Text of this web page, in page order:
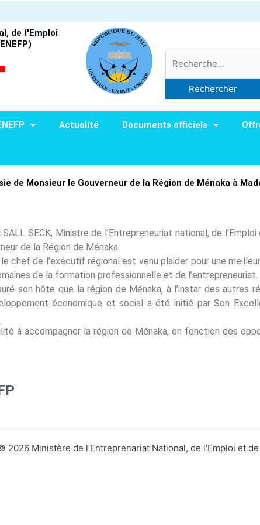
de l'Emploi
Actualité Documents officiels
de Monsieur le Gouverneur de la Région de Ménaka à
SECK, Ministre de l’Entrepreneuriat national, de
de la Région de Ménaka.
chef de l’exécutif régional est venu plaider pour une
de la formation professionnelle et de l’entrepreneuriat.
son hôte que la région de Ménaka, à l’instar des
économique et social a été initié par Son
à accompagner la région de Ménaka, en fonction des
2026 Ministère de l’Entreprenariat National, de l'Emploi et